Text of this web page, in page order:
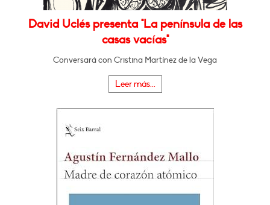
David Uclés presenta "La península de las
casas vacías"
Conversará con Cristina Martínez de la Vega
Leer más...